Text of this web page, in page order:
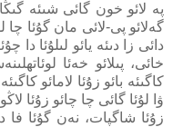
پە لائو خون گائى شىئە
گەلائو پى-لائى مان گۇئا چا
دائى زا دىئە يائو لىلۇئا دا
خائى، پىلائو خەئا
كاگىئە بائو زۇئا لامائو
ۋا لۇئا گائى چا چائو زۇئا
زۇئا شاگپات، نەن گۇئا فا